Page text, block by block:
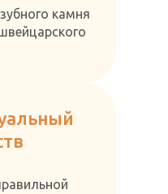
камня